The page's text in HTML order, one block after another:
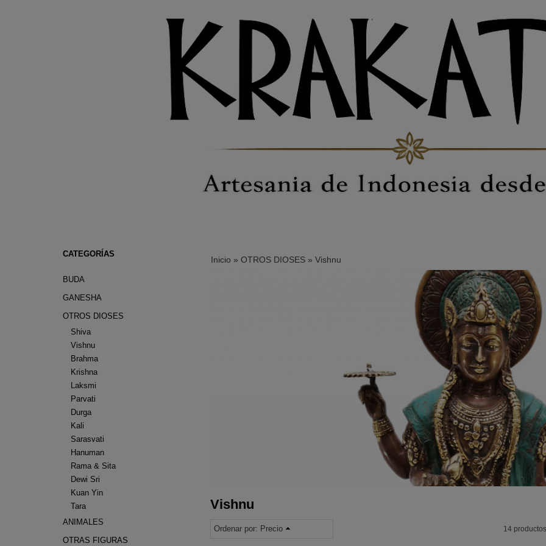
CATEGORÍAS
BUDA
GANESHA
OTROS DIOSES
Shiva
Vishnu
Brahma
Krishna
Laksmi
Parvati
Durga
Kali
Sarasvati
Hanuman
Rama & Sita
Dewi Sri
Kuan Yin
Tara
ANIMALES
OTRAS FIGURAS
Inicio » OTROS DIOSES» Vishnu
Vishnu
Ordenar por: Precio 14 productos